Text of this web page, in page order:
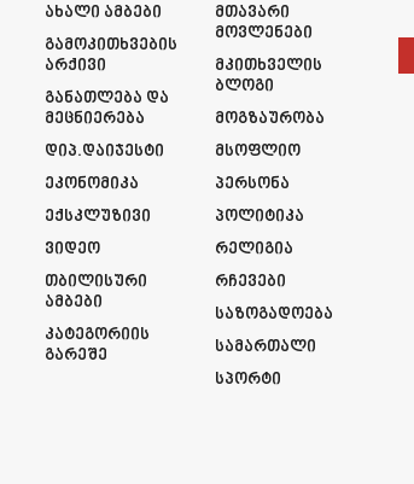
Ახალი Ამბები
Გამოკითხვების
Არქივი
Განათლება Და
Მეცნიერება
Დიპ.დაიჯესტი
Ეკონომიკა
Ექსკლუზივი
Ვიდეო
Თბილისური
Ამბები
Კატეგორიის
Გარეშე
Მთავარი
Მოვლენები
Მკითხველის
Ბლოგი
Მოგზაურობა
Მსოფლიო
Პერსონა
Პოლიტიკა
Რელიგია
Რჩევები
Საზოგადოება
Სამართალი
Სპორტი